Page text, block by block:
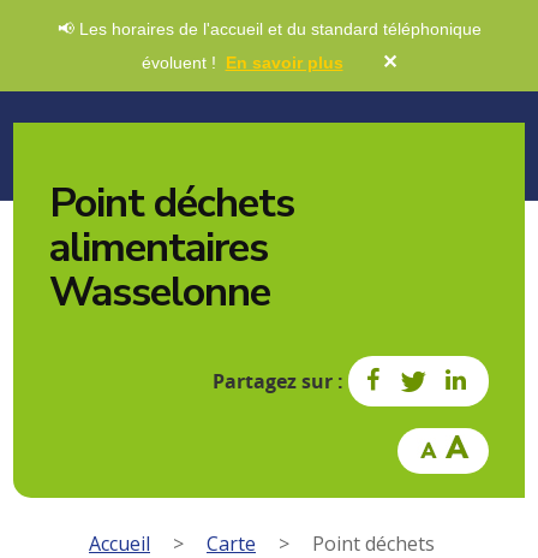
📢 Les horaires de l'accueil et du standard téléphonique
évoluent ! En savoir plus ✕
Point déchets
alimentaires
Wasselonne
Partagez sur :
Accueil > Carte >
Point déchets